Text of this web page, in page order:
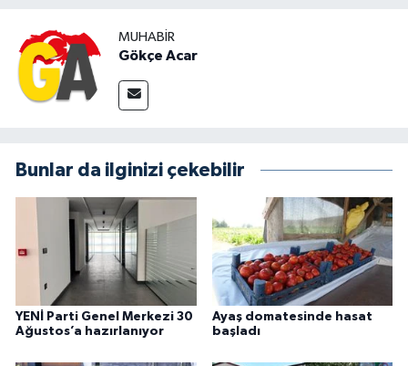
MUHABIR
Gökçe Acar
Bunlar da ilginizi çekebilir
YENİ Parti Genel Merkezi 30
Ağustos’a hazırlanıyor
Ayaş domatesinde hasat
başladı